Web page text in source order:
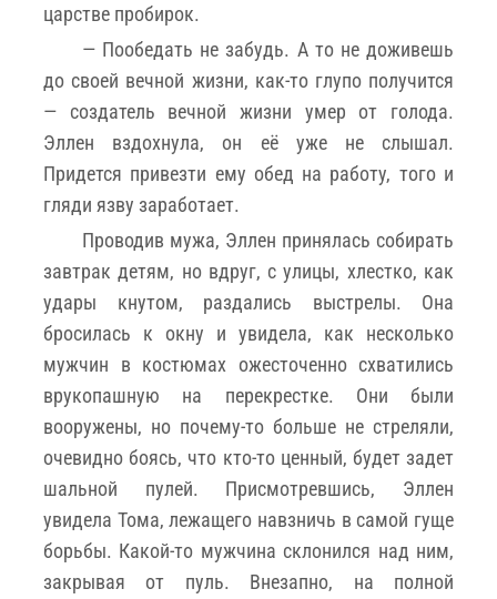
царстве пробирок.
— Пообедать не забудь. А то не доживешь
до своей вечной жизни, как-то глупо получится
— создатель вечной жизни умер от голода.
Эллен вздохнула, он её уже не слышал.
Придется привезти ему обед на работу, того и
гляди язву заработает.
Проводив мужа, Эллен принялась собирать
завтрак детям, но вдруг, с улицы, хлестко, как
удары кнутом, раздались выстрелы. Она
бросилась к окну и увидела, как несколько
мужчин в костюмах ожесточенно схватились
врукопашную на перекрестке. Они были
вооружены, но почему-то больше не стреляли,
очевидно боясь, что кто-то ценный, будет задет
шальной пулей. Присмотревшись, Эллен
увидела Тома, лежащего навзничь в самой гуще
борьбы. Какой-то мужчина склонился над ним,
закрывая от пуль. Внезапно, на полной